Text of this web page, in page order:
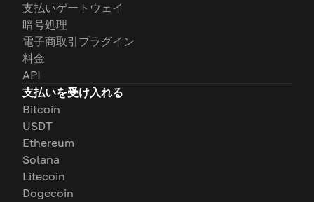
支払いゲートウェイ
暗号処理
電子商取引プラグイン
料金
API
支払いを受け入れる
Bitcoin
USDT
Ethereum
Solana
Litecoin
Dogecoin